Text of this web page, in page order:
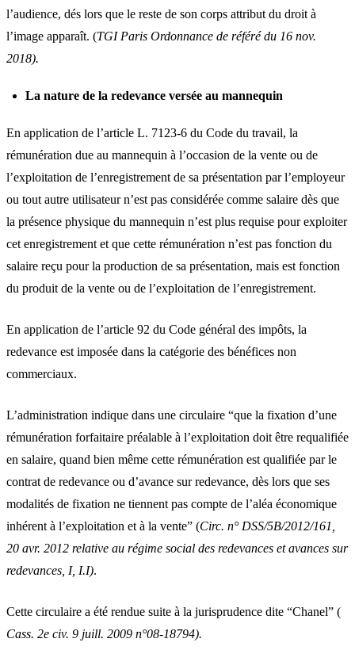
l’audience, dés lors que le reste de son corps attribut du droit à
l’image apparaît. (TGI Paris Ordonnance de référé du 16 nov.
2018).
La nature de la redevance versée au mannequin
En application de l’article L. 7123-6 du Code du travail, la
rémunération due au mannequin à l’occasion de la vente ou de
l’exploitation de l’enregistrement de sa présentation par l’employeur
ou tout autre utilisateur n’est pas considérée comme salaire dès que
la présence physique du mannequin n’est plus requise pour exploiter
cet enregistrement et que cette rémunération n’est pas fonction du
salaire reçu pour la production de sa présentation, mais est fonction
du produit de la vente ou de l’exploitation de l’enregistrement.
En application de l’article 92 du Code général des impôts, la
redevance est imposée dans la catégorie des bénéfices non
commerciaux.
L’administration indique dans une circulaire “que la fixation d’une
rémunération forfaitaire préalable à l’exploitation doit être requalifiée
en salaire, quand bien même cette rémunération est qualifiée par le
contrat de redevance ou d’avance sur redevance, dès lors que ses
modalités de fixation ne tiennent pas compte de l’aléa économique
inhérent à l’exploitation et à la vente” (Circ. n° DSS/5B/2012/161,
20 avr. 2012 relative au régime social des redevances et avances sur
redevances, I, I.I).
Cette circulaire a été rendue suite à la jurisprudence dite “Chanel” (
Cass. 2e civ. 9 juill. 2009 n°08-18794).